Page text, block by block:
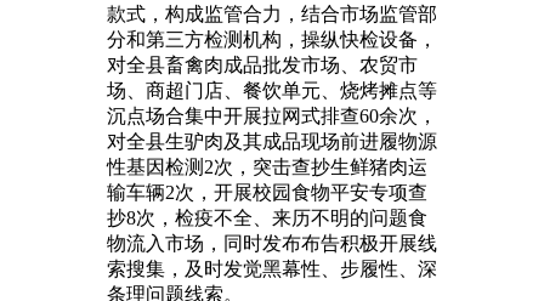
款式，构成监管合力，结合市场监管部
分和第三方检测机构，操纵快检设备，
对全县畜禽肉成品批发市场、农贸市
场、商超门店、餐饮单元、烧烤摊点等
沉点场合集中开展拉网式排查60余次，
对全县生驴肉及其成品现场前进履物源
性基因检测2次，突击查抄生鲜猪肉运
输车辆2次，开展校园食物平安专项查
抄8次，检疫不全、来历不明的问题食
物流入市场，同时发布布告积极开展线
索搜集，及时发觉黑幕性、步履性、深
条理问题线索。